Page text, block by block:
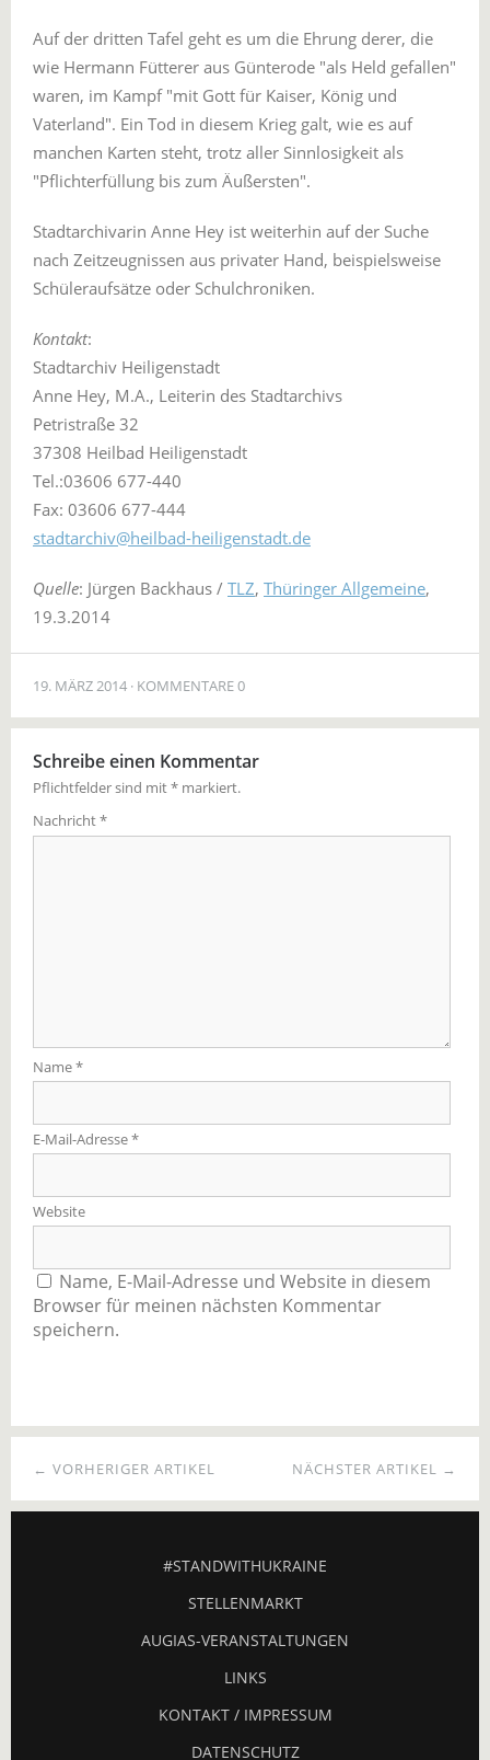
Auf der dritten Tafel geht es um die Ehrung derer, die
wie Hermann Fütterer aus Günterode "als Held gefallen"
waren, im Kampf "mit Gott für Kaiser, König und
Vaterland". Ein Tod in diesem Krieg galt, wie es auf
manchen Karten steht, trotz aller Sinnlosigkeit als
"Pflichterfüllung bis zum Äußersten".
Stadtarchivarin Anne Hey ist weiterhin auf der Suche
nach Zeitzeugnissen aus privater Hand, beispielsweise
Schüleraufsätze oder Schulchroniken.
Kontakt:
Stadtarchiv Heiligenstadt
Anne Hey, M.A., Leiterin des Stadtarchivs
Petristraße 32
37308 Heilbad Heiligenstadt
Tel.:03606 677-440
Fax: 03606 677-444
stadtarchiv@heilbad-heiligenstadt.de
Quelle: Jürgen Backhaus / TLZ, Thüringer Allgemeine,
19.3.2014
19. MÄRZ 2014 KOMMENTARE 0
Schreibe einen Kommentar
Pflichtfelder sind mit* markiert.
Nachricht*
Name*
E-Mail-Adresse*
Website
Name, E-Mail-Adresse und Website in diesem
Browser für meinen nächsten Kommentar
speichern.
NÄCHSTER ARTIKEL →
← VORHERIGER ARTIKEL
#STANDWITHUKRAINE
STELLENMARKT
AUGIAS-VERANSTALTUNGEN
LINKS
KONTAKT / IMPRESSUM
DATENSCHUTZ